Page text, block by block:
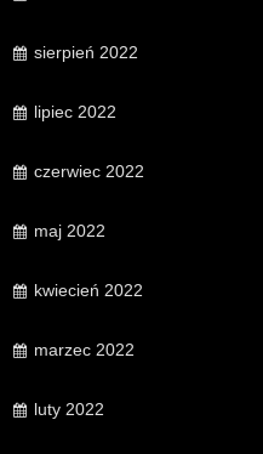
sierpień 2022
lipiec 2022
czerwiec 2022
maj 2022
kwiecień 2022
marzec 2022
luty 2022